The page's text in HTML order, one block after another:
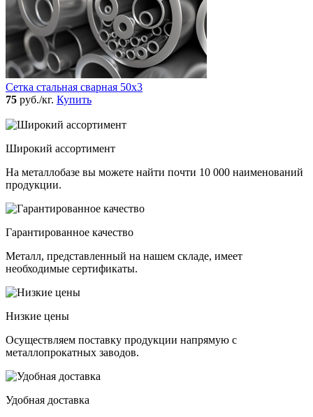
Сетка стальная сварная 50x3
75 руб./кг. Купить
Широкий ассортимент
На металлобазе вы можете найти почти 10 000 наименований
продукции.
Гарантированное качество
Металл, представленный на нашем складе, имеет
необходимые сертификаты.
Низкие цены
Осуществляем поставку продукции напрямую с
металлопрокатных заводов.
Удобная доставка